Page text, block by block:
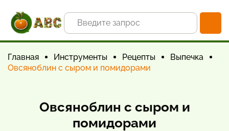
Главная Инструменты Рецепты
Выпечка
Овсяноблин с сыром и помидорами
Овсяноблин с сыром и
помидорами